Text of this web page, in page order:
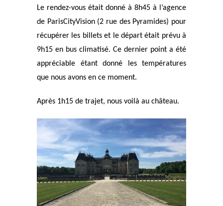
Le rendez-vous était donné à 8h45 à l’agence
de ParisCityVision (2 rue des Pyramides) pour
récupérer les billets et le départ était prévu à
9h15 en bus climatisé. Ce dernier point a été
appréciable étant donné les températures
que nous avons en ce moment.
Après 1h15 de trajet, nous voilà au château.